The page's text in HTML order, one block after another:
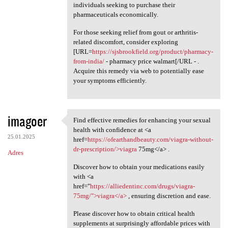
individuals seeking to purchase their
pharmaceuticals economically.
For those seeking relief from gout or arthritis-
related discomfort, consider exploring
[URL=https://sjsbrookfield.org/product/pharmacy-
from-india/- pharmacy price walmart[/URL - .
Acquire this remedy via web to potentially ease
your symptoms efficiently.
imagoer
25.01.2025
Adres
Find effective remedies for
Find effective remedies for enhancing your sexual
health with confidence at <a
href=https://ofearthandbeauty.com/viagra-without-
dr-prescription/>viagra75mg</a> .
Discover how to obtain your medications easily
with <a
href="https://alliedentinc.com/drugs/viagra-
75mg/">viagra</a>, ensuring discretion and ease.
Please discover how to obtain critical health
supplements at surprisingly affordable prices with